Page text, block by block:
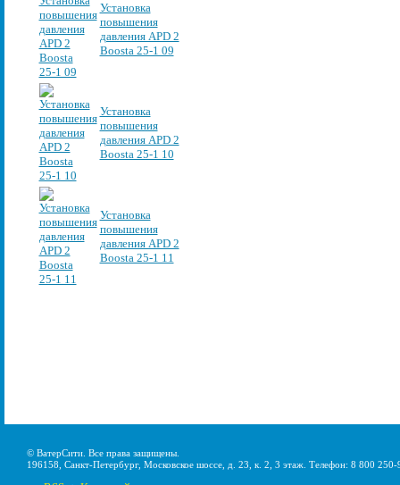
Установка
повышения
давления APD 2
Boosta 25-1 09
Установка
повышения
давления APD 2
Boosta 25-1 10
Установка
повышения
давления APD 2
Boosta 25-1 11
© ВатерСити. Все права защищены.
196158, Санкт-Петербург, Московское шоссе, д. 23, к. 2, 3 этаж. Телефон: 8 800